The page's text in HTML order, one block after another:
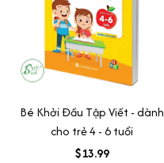
Bé Khởi Đầu Tập Viết - dành
cho trẻ 4 - 6 tuổi
$13.99